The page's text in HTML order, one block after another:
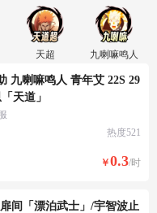
天超 九喇嘛鸣人
九喇嘛鸣人 青年艾 22S 29
天道」
热度521
0.3/时
间「漂泊武士」/宇智波止